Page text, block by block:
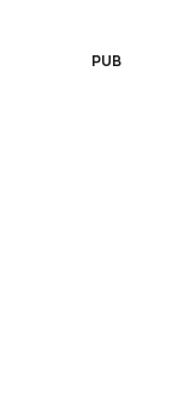
PUB